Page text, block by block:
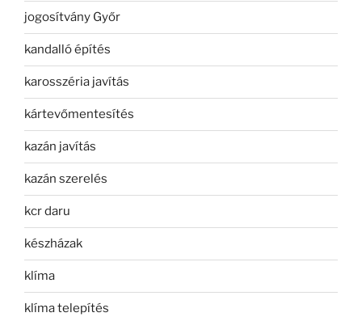
jogosítvány Győr
kandalló építés
karosszéria javítás
kártevőmentesítés
kazán javítás
kazán szerelés
kcr daru
készházak
klíma
klíma telepítés